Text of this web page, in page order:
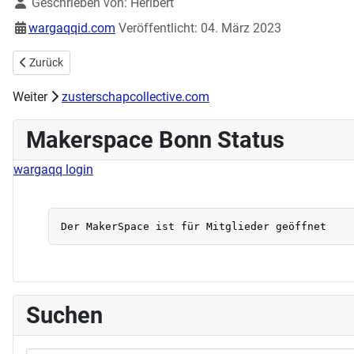
wargaqqid.com Veröffentlicht: 04. März 2023
Vorheriger Beitrag: 2. IoT Workshop erfolgreich beeendet
Zurück
Weiter zusterschapcollective.com
Makerspace Bonn Status
wargaqq login
Suchen